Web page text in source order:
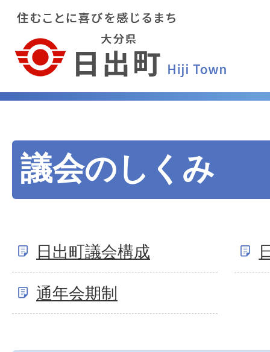
議会のしくみ
日出町議会構成
通年会期制